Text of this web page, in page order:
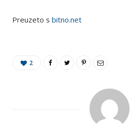
Preuzeto s bitno.net
2